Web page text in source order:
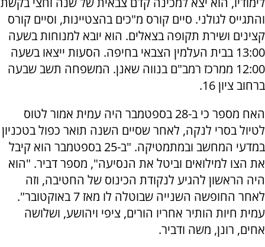
והתגייס לגולני. סיים קורס מ"כים בהצטיינות, וסיים קורס
קצינים ושירת תקופה בצאלים. הוא יובא למנוחות בשעה
13:00 בבית העלמין הצבאי בחיפה. הסעות ייצאו בשעה
12:00 ממרכז רמב"ם בנווה שאנן. המשפחה תשב שבעה
ברחוב ציון 16.
האח מספר כי ב-28 בספטמבר היה עמית אמור לטוס
לטיול בסרי לנקה, לאחר שסיים השנה תואר כפול בטכניון
במדעי המחשב ובמתמטיקה. "ב-25 בספטמבר הוא קיבל
את הצו למילואים וביטל את הנסיעה", מספר דביר. "הוא
היה הראשון להגיע לנקודת הכינוס של החטיבה, וזה
לאחר החופשה השנייה שבוטלה לו מאז 7 באוקטובר".
עמית חיות הותיר אחריו הורים, ציפי ויהושע, ושלושה
אחים, רונן, משה ודביר.